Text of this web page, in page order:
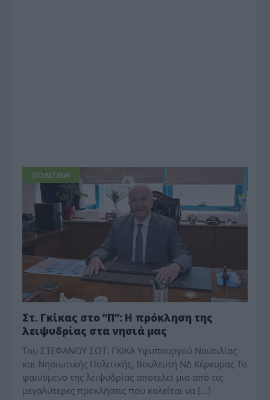
ΠΟΛΙΤΙΚΗ
Στ. Γκίκας στο “Π”: Η πρόκληση της
λειψυδρίας στα νησιά μας
Του ΣΤΕΦΑΝΟΥ ΣΩΤ. ΓΚΙΚΑ Υφυπουργού Ναυτιλίας
και Νησιωτικής Πολιτικής, Βουλευτή ΝΔ Κέρκυρας Το
φαινόμενο της λειψυδρίας αποτελεί μια από τις
μεγαλύτερες προκλήσεις που καλείται να […]